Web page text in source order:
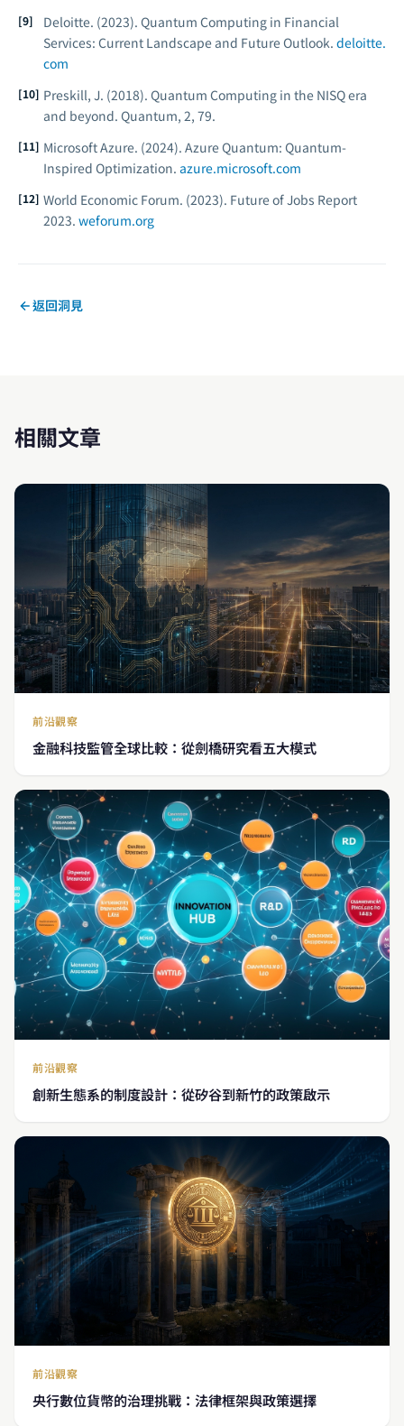
Deloitte. (2023). Quantum Computing in Financial
Services: Current Landscape and Future Outlook. deloitte.
com
Preskill, J. (2018). Quantum Computing in the NISQ era
and beyond. Quantum, 2, 79.
Microsoft Azure. (2024). Azure Quantum: Quantum-
Inspired Optimization. azure.microsoft.com
World Economic Forum. (2023). Future of Jobs Report
2023. weforum.org
返回洞見
相關文章
前沿觀察
金融科技監管全球比較：從劍橋研究看五大模式
前沿觀察
創新生態系的制度設計：從矽谷到新竹的政策啟示
前沿觀察
央行數位貨幣的治理挑戰：法律框架與政策選擇